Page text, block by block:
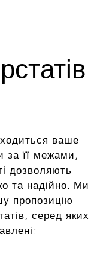
ваше
за її межами,
дозволяють
та надійно. Ми
пропозицію
серед яких